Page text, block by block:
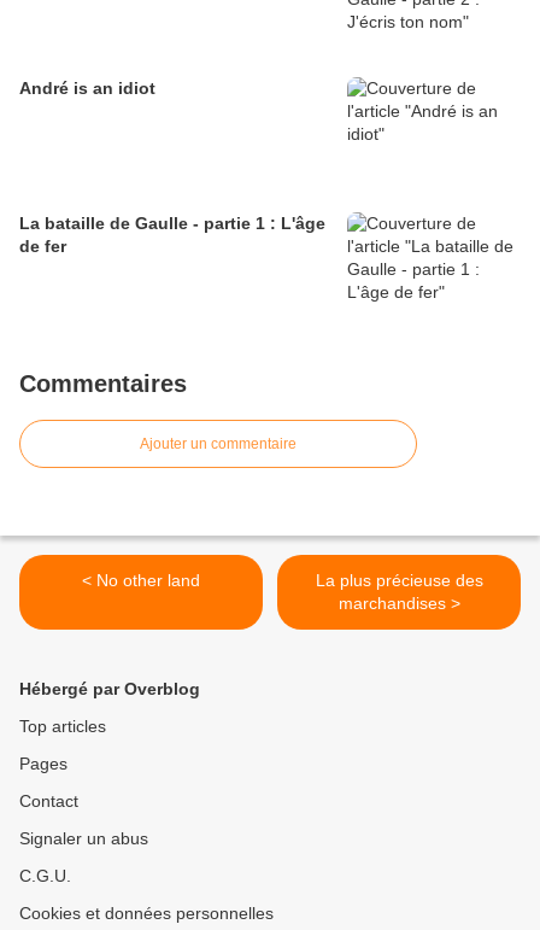
André is an idiot
La bataille de Gaulle - partie 1 : L'âge
de fer
Commentaires
Ajouter un commentaire
< No other land
La plus précieuse des
marchandises >
Hébergé par Overblog
Top articles
Pages
Contact
Signaler un abus
C.G.U.
Cookies et données personnelles